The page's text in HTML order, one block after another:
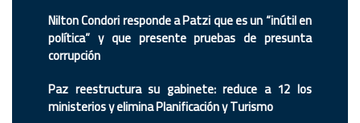
Nilton Condori responde a Patzi que es un “inútil en
política” y que presente pruebas de presunta
corrupción
Paz reestructura su gabinete: reduce a 12 los
ministerios y elimina Planificación y Turismo